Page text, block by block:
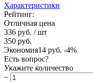
Характеристики
Рейтинг:
Отличная цена
336 руб. / шт
350 руб.
Экономия14 руб. -4%
Есть вопрос?
Укажите количество
−